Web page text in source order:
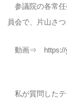
参議院の各常任
員会で、片山さ
動画⇒ https://
私が質問したテ